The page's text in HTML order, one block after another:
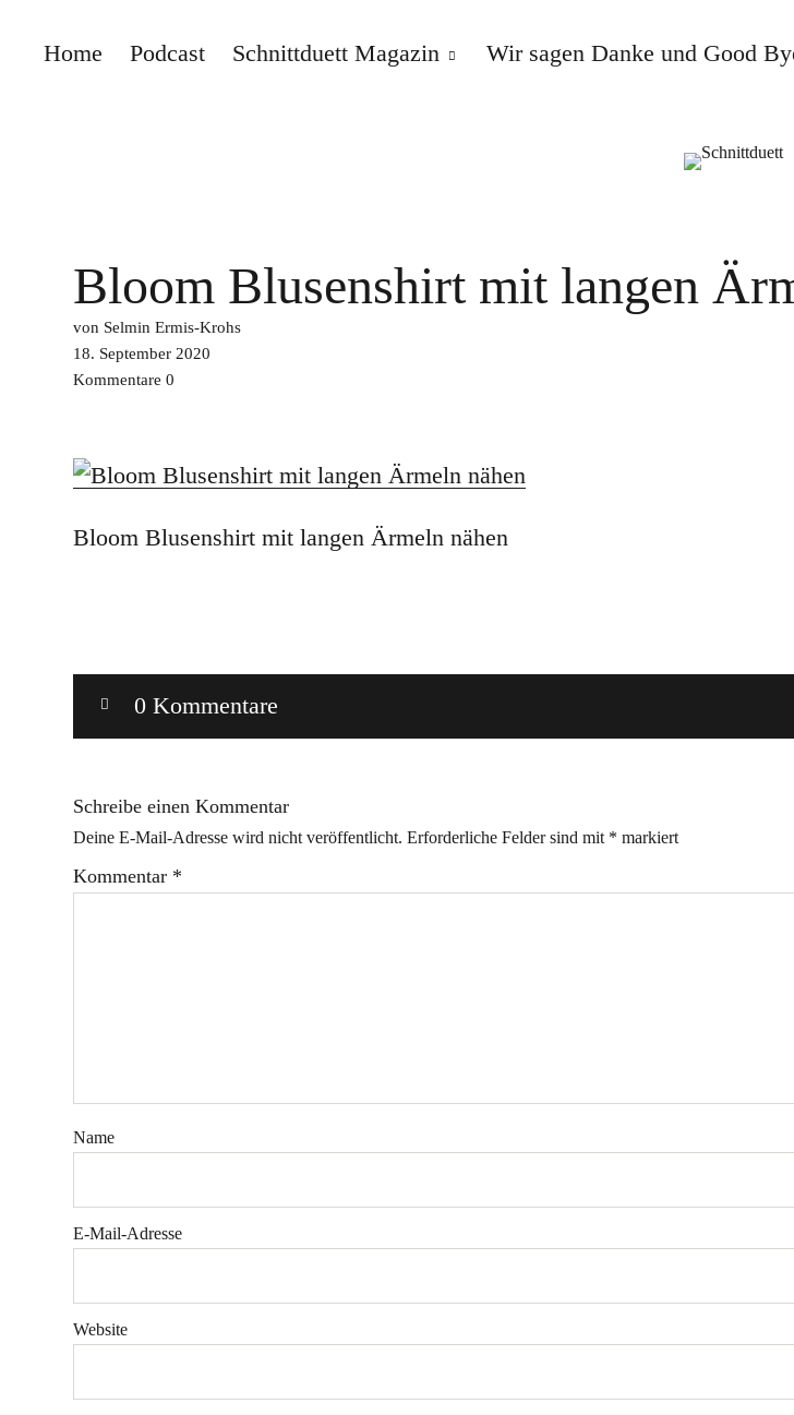
Home Podcast Schnittduett Magazin Wir sagen Danke und Good
Bloom Blusenshirt mit langen
von Selmin Ermis-Krohs
18. September 2020
Kommentare 0
Bloom Blusenshirt mit langen Ärmeln nähen
0 Kommentare
Schreibe einen Kommentar
Deine E-Mail-Adresse wird nicht veröffentlicht. Erforderliche Felder sind mit * markiert
Kommentar *
Name
E-Mail-Adresse
Website